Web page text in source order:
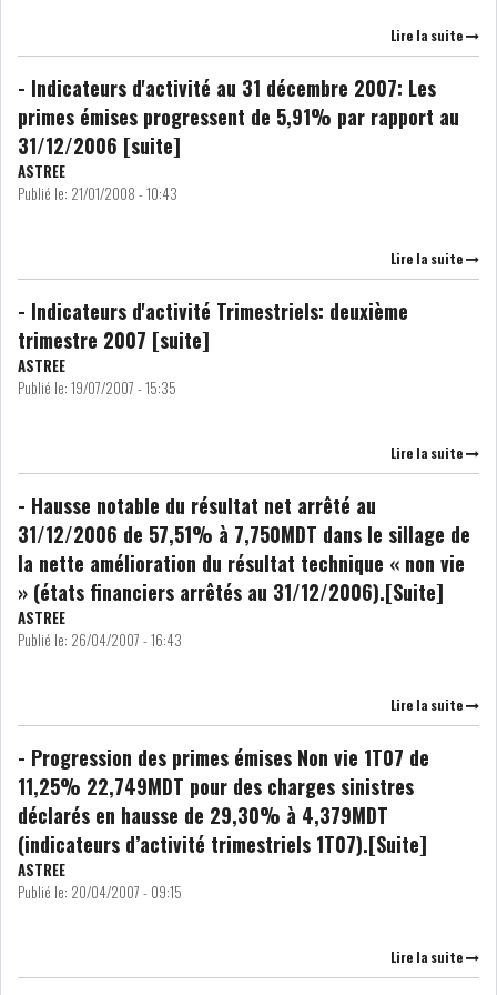
LEASING
LOGISTIQUE ET
TRANSPORT
SANTÉ
DISTRIBUTION
CHIMIE
DISTRIBUTION
AUTOMOBILE
AGRO-ALIMENTAIRE DIVERS
OFFICE PLAST : UNE LEVÉE DE
OFFICEPLAST : YASSINE ABID
ANIMERA UNE C...
Lire la suite
- Indicateurs d'activité au 31 décembre 2007: Les
primes émises progressent de 5,91% par rapport au
31/12/2006 [suite]
ASTREE
Publié le: 21/01/2008 - 10:43
Lire la suite
- Indicateurs d'activité Trimestriels: deuxième
trimestre 2007 [suite]
ASTREE
Publié le: 19/07/2007 - 15:35
Lire la suite
- Hausse notable du résultat net arrêté au
31/12/2006 de 57,51% à 7,750MDT dans le sillage de
la nette amélioration du résultat technique « non vie
» (états financiers arrêtés au 31/12/2006).[Suite]
ASTREE
Publié le: 26/04/2007 - 16:43
Lire la suite
- Progression des primes émises Non vie 1T07 de
11,25% 22,749MDT pour des charges sinistres
déclarés en hausse de 29,30% à 4,379MDT
(indicateurs d’activité trimestriels 1T07).[Suite]
ASTREE
Publié le: 20/04/2007 - 09:15
Lire la suite